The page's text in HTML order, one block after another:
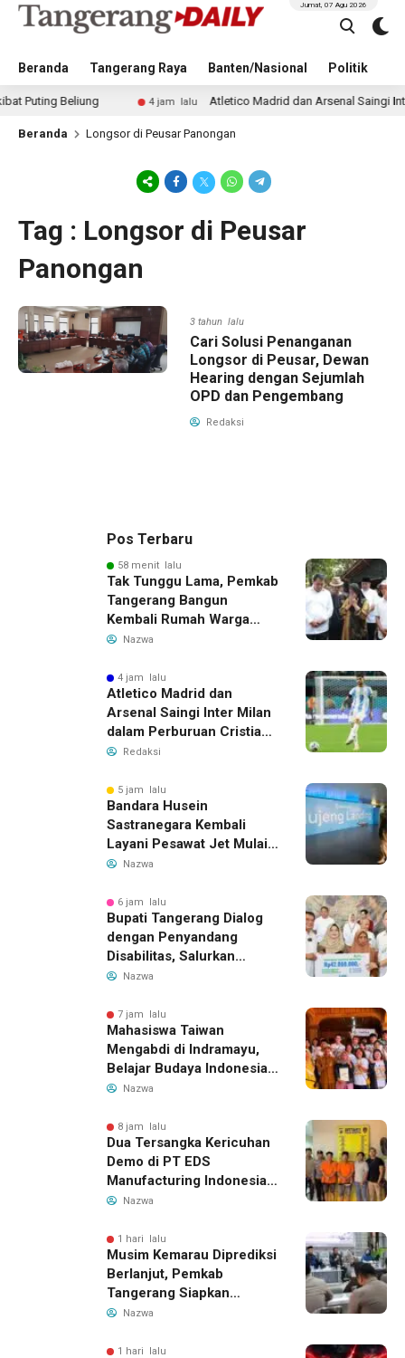
Beranda Tangerang Raya Banten/Nasional Politik
Jumat, 07 Agu 2026
Beliung 4 jam lalu Atletico Madrid dan Arsenal Saingi Inter
Beranda Longsor di Peusar Panongan
Tag : Longsor di Peusar
Panongan
3 tahun lalu
Cari Solusi Penanganan
Longsor di Peusar, Dewan
Hearing dengan Sejumlah
OPD dan Pengembang
Redaksi
Pos Terbaru
58 menit lalu
Tak Tunggu Lama, Pemkab
Tangerang Bangun
Kembali Rumah Warga
yang Roboh Akibat Puting
Nazwa
4 jam lalu
Atletico Madrid dan
Arsenal Saingi Inter Milan
dalam Perburuan Cristian
Romero, Transfer Bek
Redaksi
5 jam lalu
Bandara Husein
Sastranegara Kembali
Layani Pesawat Jet Mulai
14 Agustus 2026, Garuda
Bandung-Denpasar
Nazwa
6 jam lalu
Bupati Tangerang Dialog
dengan Penyandang
Disabilitas, Salurkan
Bantuan dan Tampung
Nazwa
7 jam lalu
Mahasiswa Taiwan
Mengabdi di Indramayu,
Belajar Budaya Indonesia
dan Edukasi Pekerja
Nazwa
8 jam lalu
Dua Tersangka Kericuhan
Demo di PT EDS
Manufacturing Indonesia
Ditahan, Polda Banten
Pengelolaan Limbah
Nazwa
1 hari lalu
Musim Kemarau Diprediksi
Berlanjut, Pemkab
Tangerang Siapkan
Langkah Antisipasi Krisis
Nazwa
1 hari lalu